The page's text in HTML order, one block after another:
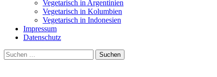
Vegetarisch in Argentinien
Vegetarisch in Kolumbien
Vegetarisch in Indonesien
Impressum
Datenschutz
Suchen
nach: